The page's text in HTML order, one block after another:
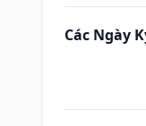
Các Ngày